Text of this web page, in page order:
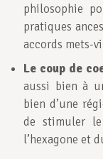
philosophie
pratiques
accords mets-
Le coup de
aussi bien à
bien d’une
de stimuler
l’hexagone et